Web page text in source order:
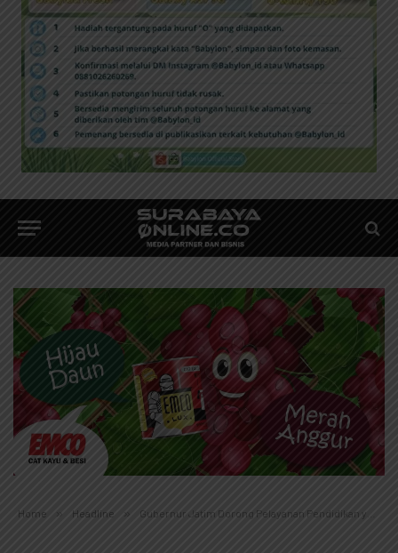
Home » Headline » Gubernur Jatim Dorong Pelayanan Pendidikan yang Inovatif-Responsif